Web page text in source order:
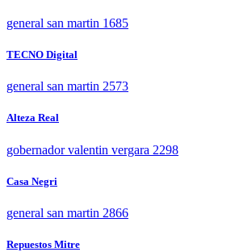
general san martin 1685
TECNO Digital
general san martin 2573
Alteza Real
gobernador valentin vergara 2298
Casa Negri
general san martin 2866
Repuestos Mitre